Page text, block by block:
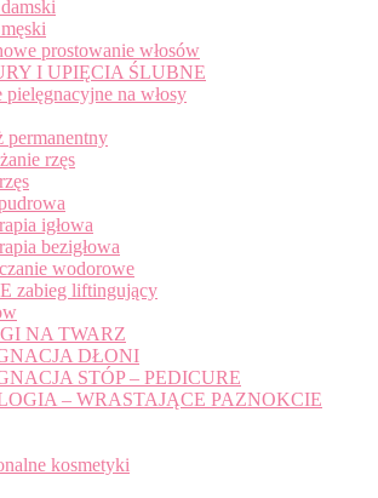
prostowanie włosów
I UPIĘCIA ŚLUBNE
pielęgnacyjne na włosy
permanentny
rzęs
igłowa
bezigłowa
wodorowe
zabieg liftingujący
NA TWARZ
DŁONI
STÓP – PEDICURE
– WRASTAJĄCE PAZNOKCIE
kosmetyki